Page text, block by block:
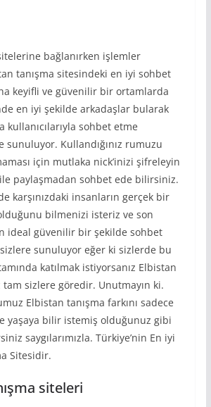
bağlanırken işlemler
tanışma sitesindeki en iyi sohbet
keyifli ve güvenilir bir ortamlarda
en iyi şekilde arkadaşlar bularak
kullanıcılarıyla sohbet etme
sunuluyor. Kullandığınız rumuzu
için mutlaka nick’inizi şifreleyin
paylaşmadan sohbet ede bilirsiniz.
karşınızdaki insanların gerçek bir
bilmenizi isteriz ve son
ideal güvenilir bir şekilde sohbet
sunuluyor eğer ki sizlerde bu
katılmak istiyorsanız Elbistan
tam sizlere göredir. Unutmayın ki.
Elbistan tanışma farkını sadece
yaşaya bilir istemiş olduğunuz gibi
saygılarımızla. Türkiye’nin En iyi
Sitesidir.
siteleri